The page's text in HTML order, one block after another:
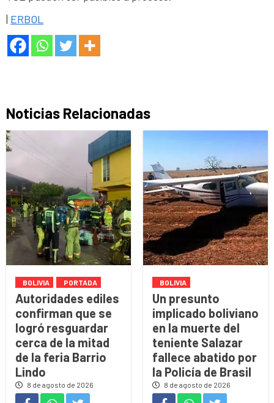
| ERBOL
Noticias Relacionadas
BOLIVIA PORTADA
Autoridades ediles
confirman que se
logró resguardar
cerca de la mitad
de la feria Barrio
Lindo
8 de agosto de 2026
BOLIVIA
Un presunto
implicado boliviano
en la muerte del
teniente Salazar
fallece abatido por
la Policía de Brasil
8 de agosto de 2026